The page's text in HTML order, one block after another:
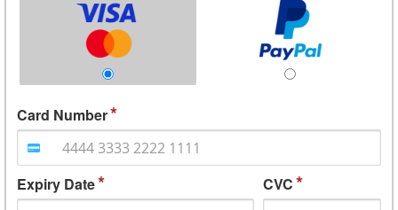
Card Number
Expiry Date CVC